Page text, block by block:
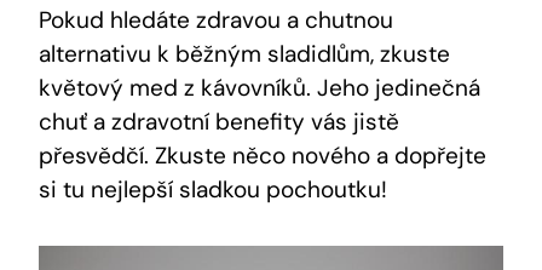
Pokud hledáte zdravou a chutnou
alternativu k běžným sladidlům, zkuste
květový med z kávovníků. Jeho jedinečná
chuť a zdravotní benefity vás jistě
přesvědčí. Zkuste něco nového a dopřejte
si tu nejlepší sladkou pochoutku!